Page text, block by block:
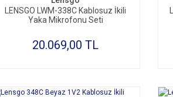
LENSGO LWM-338C Kablosuz İkili
Yaka Mikrofonu Seti
20.069,00 TL